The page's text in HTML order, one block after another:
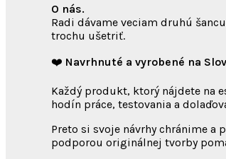
O nás.
Radi dávame veciam druhú
trochu ušetriť.
❤️ Navrhnuté a vyrobené na
Každý produkt, ktorý nájdete na
hodín práce, testovania a
Preto si svoje návrhy chránime a
podporou originálnej tvorby